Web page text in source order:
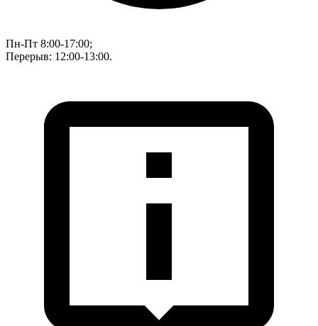
Пн-Пт 8:00-17:00;
Перерыв: 12:00-13:00.